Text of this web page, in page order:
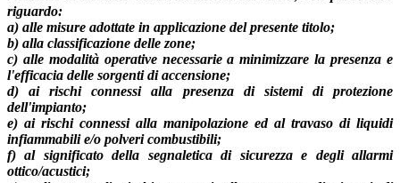
riguardo:
a) alle misure adottate in applicazione del presente titolo;
b) alla classificazione delle zone;
c) alle modalità operative necessarie a minimizzare la presenza e
l'efficacia delle sorgenti di accensione;
d) ai rischi connessi alla presenza di sistemi di protezione
dell'impianto;
e) ai rischi connessi alla manipolazione ed al travaso di liquidi
infiammabili e/o polveri combustibili;
f) al significato della segnaletica di sicurezza e degli allarmi
ottico/acustici;